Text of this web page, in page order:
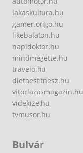
lakaskultura.hu
gamer.origo.hu
likebalaton.hu
napidoktor.hu
mindmegette.hu
travelo.hu
dietaesfitnesz.hu
vitorlazasmagazin.hu
videkize.hu
tvmusor.hu
Bulvár